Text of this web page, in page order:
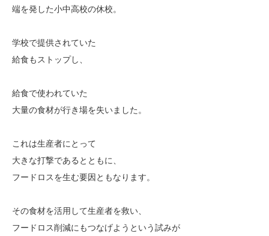
端を発した小中高校の休校。
学校で提供されていた
給食もストップし、
給食で使われていた
大量の食材が行き場を失いました。
これは生産者にとって
大きな打撃であるとともに、
フードロスを生む要因ともなります。
その食材を活用して生産者を救い、
フードロス削減にもつなげようという試みが